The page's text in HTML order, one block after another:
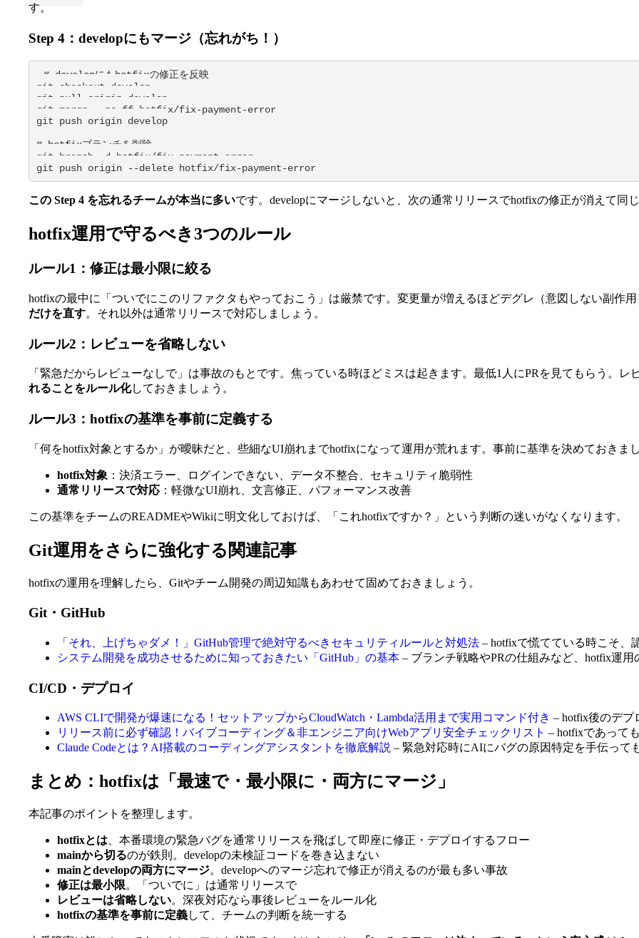
す。
Step 4：developにもマージ（忘れがち！）
# developにもhotfixの修正を反映
git checkout develop
git pull origin develop
git merge --no-ff hotfix/fix-payment-error
git push origin develop
# hotfixブランチを削除
git branch -d hotfix/fix-payment-error
git push origin --delete hotfix/fix-payment-error
この Step 4 を忘れるチームが本当に多いです。developにマージしないと、次の通常リリースでhotfixの修正が消えて同
hotfix運用で守るべき3つのルール
ルール1：修正は最小限に絞る
hotfixの最中に「ついでにこのリファクタもやっておこう」は厳禁です。変更量が増えるほどデグレ（意図しない副作
だけを直す。それ以外は通常リリースで対応しましょう。
ルール2：レビューを省略しない
「緊急だからレビューなしで」は事故のもとです。焦っている時ほどミスは起きます。最低1人にPRを見てもらう。レ
れることをルール化しておきましょう。
ルール3：hotfixの基準を事前に定義する
「何をhotfix対象とするか」が曖昧だと、些細なUI崩れまでhotfixになって運用が荒れます。事前に基準を決めておきま
hotfix対象 ：決済エラー、ログインできない、データ不整合、セキュリティ脆弱性
通常リリースで対応 ：軽微なUI崩れ、文言修正、パフォーマンス改善
この基準をチームのREADMEやWikiに明文化しておけば、「これhotfixですか？」という判断の迷いがなくなります。
Git運用をさらに強化する関連記事
hotfixの運用を理解したら、Gitやチーム開発の周辺知識もあわせて固めておきましょう。
Git・GitHub
「それ、上げちゃダメ！」GitHub管理で絶対守るべきセキュリティルールと対処法 – hotfixで慌てている時こそ、
システム開発を成功させるために知っておきたい「GitHub」の基本 – ブランチ戦略やPRの仕組みなど、hotfix運
CI/CD・デプロイ
AWS CLIで開発が爆速になる！セットアップからCloudWatch・Lambda活用まで実用コマンド付き – hotfix後のデプ
リリース前に必ず確認！バイブコーディング＆非エンジニア向けWebアプリ安全チェックリスト – hotfixであって
Claude Codeとは？AI搭載のコーディングアシスタントを徹底解説 – 緊急対応時にAIにバグの原因特定を手伝って
まとめ：hotfixは「最速で・最小限に・両方にマージ」
本記事のポイントを整理します。
hotfixとは 、本番環境の緊急バグを通常リリースを飛ばして即座に修正・デプロイするフロー
mainから切るのが鉄則。developの未検証コードを巻き込まない
mainとdevelopの両方にマージ。developへのマージ忘れで修正が消えるのが最も多い事故
修正は最小限。「ついでに」は通常リリースで
レビューは省略しない。深夜対応なら事後レビューをルール化
hotfixの基準を事前に定義して、チームの判断を統一する